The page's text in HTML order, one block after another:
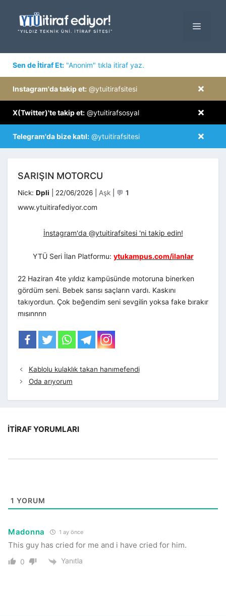
MENÜ
Sen de İtiraf Et: "Anonim" tıkla itiraf yaz.
×
Instagram'da takip et: @ytuitirafsitesi
×
X(Twitter)'te takip et: @ytuitirafsosyal
×
Telegram'da bize katıl: @ytuitirafsitesi
SARIŞIN MOTORCU
Nick: Dpli 22/06/2026 Kategoriler
Aşk 💬 1
www.ytuitirafediyor.com
İnstagram'da @ytuitirafsitesi 'ni takip edin!
YTÜ Seri İlan Platformu: ytukampus.com/ilanlar
22 Haziran 4te yıldız kampüsünde motoruna binerken
gördüm seni. Bebek sarısı saçların vardı. Kaskını
takıyordun. Çok beğendim seni sevgilin yoksa fake bırakır
mısınnnn
Kablolu kulaklık takan hanımefendi
Oda arıyorum
İTIRAF YORUMLARI
1 YORUM
Madonna 1 ay önce
This guy has cried for me and i have cried for him.
0 Yanıtla